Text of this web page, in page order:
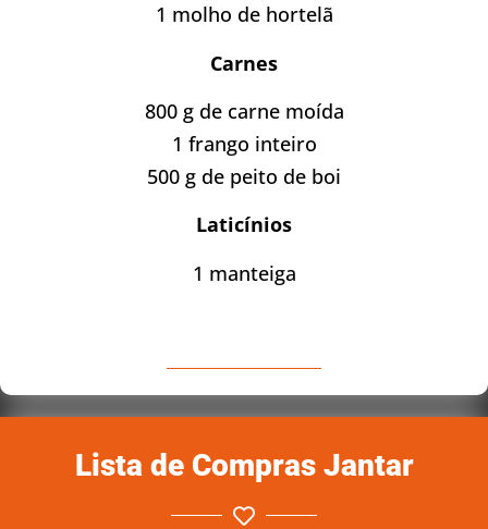
1 molho de hortelã
Carnes
800 g de carne moída
1 frango inteiro
500 g de peito de boi
Laticínios
1 manteiga
Lista de Compras Jantar